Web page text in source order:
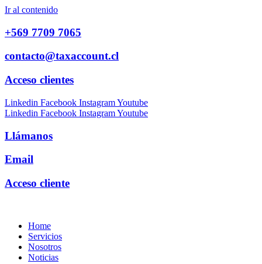
Ir al contenido
+569 7709 7065
contacto@taxaccount.cl
Acceso clientes
Linkedin Facebook InstagramYoutube
Linkedin Facebook InstagramYoutube
Llámanos
Email
Acceso cliente
Home
Servicios
Nosotros
Noticias